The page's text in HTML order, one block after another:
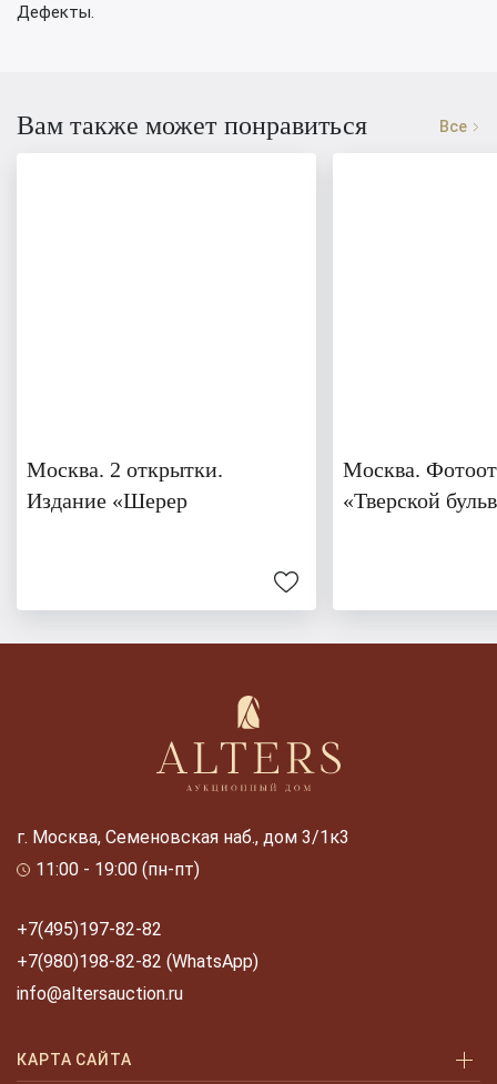
Дефекты.
Вам также может понравиться Все
Москва. 2 открытки.
Издание «Шерер
Москва.
«Тверской
г. Москва, Семеновская наб., дом 3/1к3
11:00 - 19:00 (пн-пт)
+7(495)197-82-82
+7(980)198-82-82 (WhatsApp)
info@altersauction.ru
КАРТА САЙТА